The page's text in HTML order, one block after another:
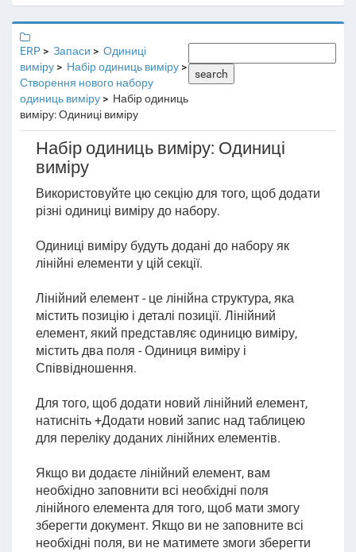
ERP Запаси
Одиниці
виміру
Набір одиниць виміру
Створення нового набору
одиниць виміру
Набір одиниць
виміру: Одиниці виміру
search
Набір одиниць виміру: Одиниці
виміру
Використовуйте цю секцію для того, щоб додати
різні одиниці виміру до набору.
Одиниці виміру будуть додані до набору як
лінійні елементи у цій секції.
Лінійний елемент - це лінійна структура, яка
містить позицію і деталі позиції. Лінійний
елемент, який представляє одиницю виміру,
містить два поля - Одиниця виміру і
Співвідношення.
Для того, щоб додати новий лінійний елемент,
натисніть +Додати новий запис над таблицею
для переліку доданих лінійних елементів.
Якщо ви додаєте лінійний елемент, вам
необхідно заповнити всі необхідні поля
лінійного елемента для того, щоб мати змогу
зберегти документ. Якщо ви не заповните всі
необхідні поля, ви не матимете змоги зберегти